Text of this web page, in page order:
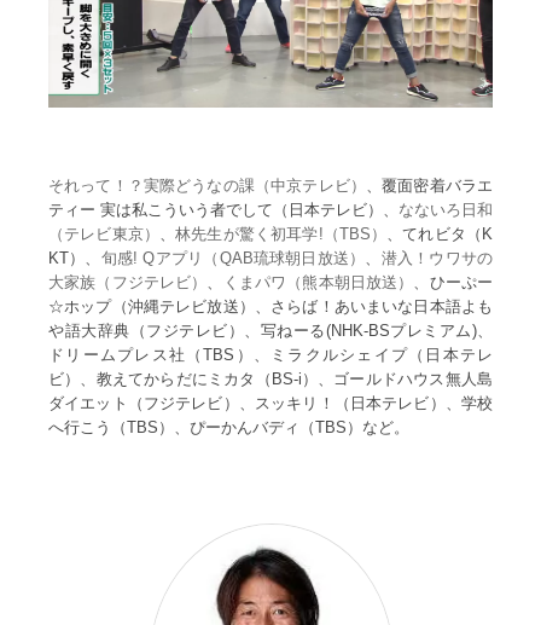
それって！？実際どうなの課（中京テレビ）
、覆面密着バラエ
ティー 実は私こういう者でして（日本テレビ）、 なないろ日和
（テレビ東京）
、林先生が驚く初耳学!（TBS）
、てれビタ（K
KT）、 旬感! Qアプリ（QAB琉球朝日放送）
潜入！ウワサの
大家族（フジテレビ）
くまパワ（熊本朝日放送）
、ひーぷー
☆ホップ（沖縄テレビ放送）、さらば！あいまいな日本語よも
や語大辞典（フジテレビ）、写ねーる(NHK-BSプレミアム)、
ドリームプレス社（TBS）、ミラクルシェイプ（日本テレ
ビ）、教えてからだにミカタ（BS-i）、ゴールドハウス無人島
ダイエット（フジテレビ）、スッキリ！（日本テレビ）、学校
へ行こう（TBS）、ぴーかんバディ（TBS）など。